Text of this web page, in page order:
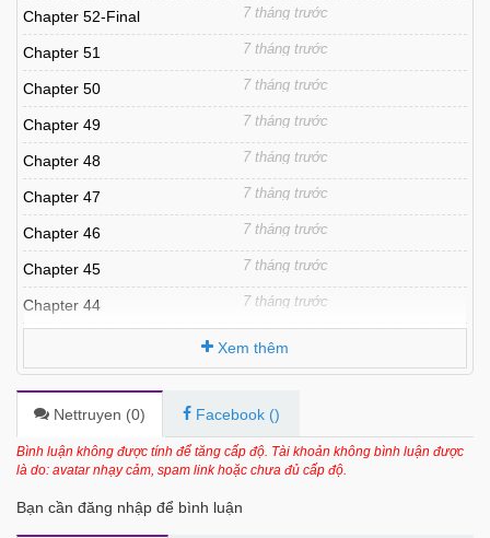
Chapter 52-Final 7 tháng trước
Chapter 51 7 tháng trước
Chapter 50 7 tháng trước
Chapter 49 7 tháng trước
Chapter 48 7 tháng trước
Chapter 47 7 tháng trước
Chapter 46 7 tháng trước
Chapter 45 7 tháng trước
Chapter 44 7 tháng trước
Chapter 42 7 tháng trước
Chapter 41 7 tháng trước
Chapter 40 7 tháng trước
7 tháng trước
Xem thêm
Nettruyen (0) Facebook ()
Bình luận không được tính để tăng cấp độ. Tài khoản không bình luận được
là do: avatar nhạy cảm, spam link hoặc chưa đủ cấp độ.
Bạn cần đăng nhập để bình luận